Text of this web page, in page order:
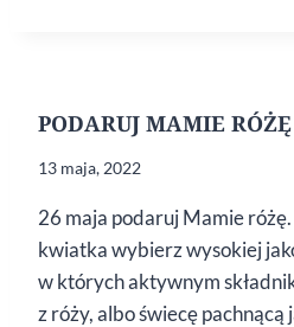
PODARUJ MAMIE RÓŻĘ
13 maja, 2022
26 maja podaruj Mamie
kwiatka wybierz wysokiej
w których aktywnym
z róży, albo świecę